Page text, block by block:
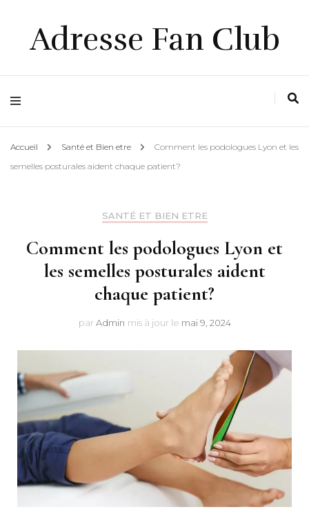
Adresse Fan Club
Accueil Santé et Bien etre
Comment les podologues Lyon et les
semelles posturales aident chaque patient?
SANTÉ ET BIEN ETRE
Comment les podologues Lyon et
les semelles posturales aident
chaque patient?
par Admin mis à jour le mai 9, 2024